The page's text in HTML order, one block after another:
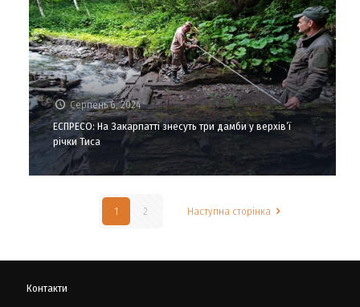
Серпень 6, 2024
ЕСПРЕСО: На Закарпатті знесуть три дамби у верхів’ї
річки Тиса
1 2 Наступна сторінка
Контакти